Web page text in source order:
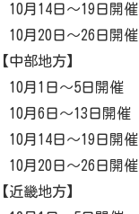
10月14日～19日開催
10月20日～26日開催
【中部地方】
10月1日～5日開催
10月6日～13日開催
10月14日～19日開催
10月20日～26日開催
【近畿地方】